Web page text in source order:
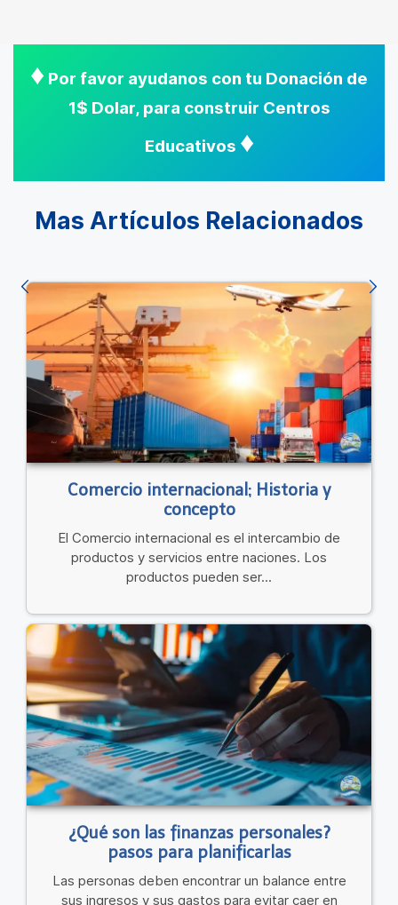
♦ Por favor ayudanos con tu Donación de
1$ Dolar, para construir Centros
Educativos ♦
Mas Artículos Relacionados
Comercio internacional; Historia y
concepto
El Comercio internacional es el intercambio de
productos y servicios entre naciones. Los
productos pueden ser...
¿Qué son las finanzas personales?
pasos para planificarlas
Las personas deben encontrar un balance entre
sus ingresos y sus gastos para evitar caer en